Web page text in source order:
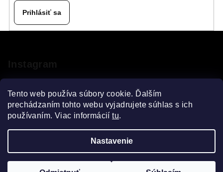
Tento web používa súbory cookie. Ďalším
prechádzaním tohto webu vyjadrujete súhlas s ich
používaním. Viac informáciítu.
Nastavenie
Prihlásiť sa
ä
Sledovať na Instagrame
Upraviť nastavenie cookies